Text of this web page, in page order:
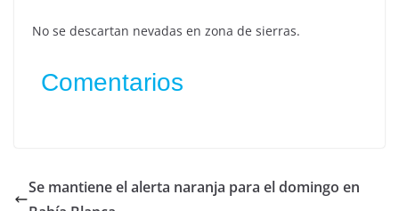
No se descartan nevadas en zona de sierras.
Comentarios
Se mantiene el alerta naranja para el domingo en